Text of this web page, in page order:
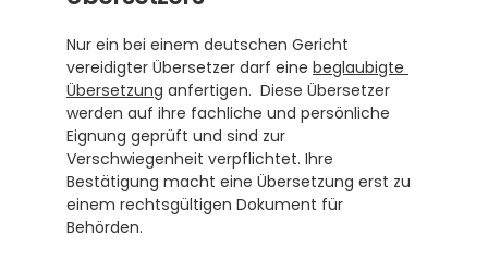
Nur ein bei einem deutschen Gericht
vereidigter Übersetzer darf eine beglaubigte
Übersetzung anfertigen.  Diese Übersetzer
werden auf ihre fachliche und persönliche
Eignung geprüft und sind zur
Verschwiegenheit verpflichtet. Ihre
Bestätigung macht eine Übersetzung erst zu
einem rechtsgültigen Dokument für
Behörden.